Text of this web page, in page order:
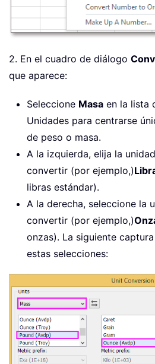
2. En el cuadro de diálogo
que aparece:
Seleccione Masa en la lista
Unidades para centrarse
de peso o masa.
A la izquierda, elija la
convertir (por ejemplo,)
libras estándar).
A la derecha, seleccione la
convertir (por ejemplo,)
onzas). La siguiente
estas selecciones: